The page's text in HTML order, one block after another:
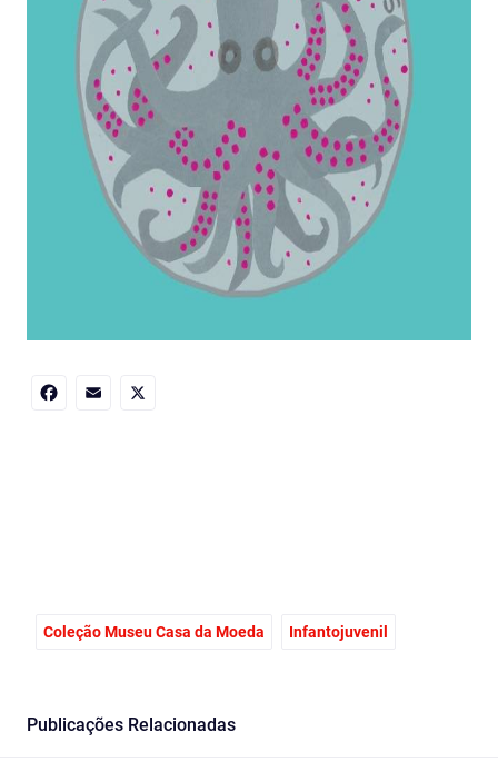
Coleção Museu Casa da Moeda Infantojuvenil
Publicações Relacionadas